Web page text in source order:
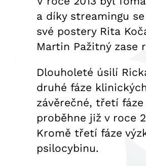
a díky streamingu
své postery Rita
Martin Pažitný zase
Dlouholeté úsilí
druhé fáze
závěrečné, třetí
proběhne již v roce
Kromě třetí fáze
psilocybinu.